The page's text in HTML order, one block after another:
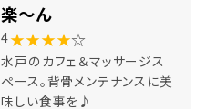
楽～ん
4★★★★☆
水戸のカフェ＆マッサージス
ペース。背骨メンテナンスに美
味しい食事を♪